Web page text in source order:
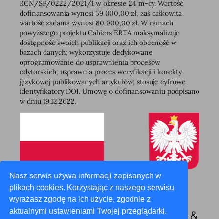
Nasz serwis używa informacji zapisanych w
plikach cookies. Korzystając z naszego serwisu
wyrażasz zgodę na ich użycie, zgodnie z
aktualnymi ustawieniami Twojej przeglądarki.
RCN/SP/0222/2021/1 w okresie 24 m-cy. Wartość
dofinansowania wynosi 59 000,00 zł, zaś całkowita
wartość zadania wynosi 80 000,00 zł. W ramach
powyższego projektu Cahiers ERTA maksymalizuje
dostępność swoich publikacji oraz ich obecność w
bazach danych; wykorzystuje dedykowane
oprogramowanie do usprawnienia procesów
edytorskich; usprawnia proces weryfikacji i korekty
językowej publikowanych artykułów; stosuje cyfrowe
identyfikatory DOI. Umowę o dofinansowaniu podpisano
w dniu 19.12.2022.